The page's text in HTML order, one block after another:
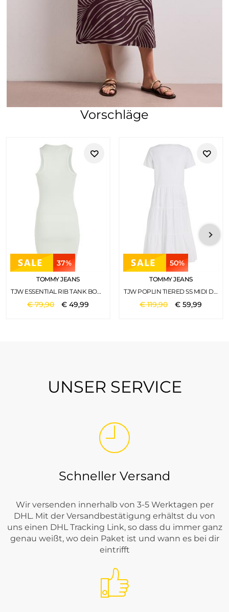
Vorschläge
37%
TOMMY JEANS
TJW ESSENTIAL RIB TANK BODYCON MINTY
€79,90 €49,99
50%
TOMMY JEANS
TJW POPLIN TIERED SS MIDI DRESS WHITE
€119,90 €59,99
UNSER SERVICE
Schneller Versand
Wir versenden innerhalb von 3-5 Werktagen per
DHL. Mit der Versandbestätigung erhältst du von
uns einen DHL Tracking Link, so dass du immer ganz
genau weißt, wo dein Paket ist und wann es bei dir
eintrifft